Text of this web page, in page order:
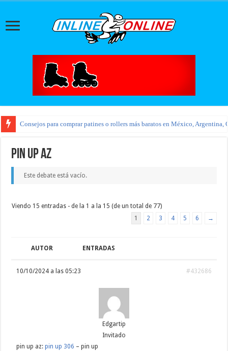
Consejos para comprar patines o rollers más baratos en México, Argentina,
pin up az
Este debate está vacío.
Viendo 15 entradas - de la 1 a la 15 (de un total de 77)
1
2 3 4 5 6 →
AUTOR ENTRADAS
10/10/2024 a las 05:23 #432686
Edgartip
Invitado
pin up az:pin up 306 – pin up